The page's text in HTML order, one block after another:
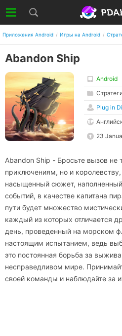
Приложения Android Игры на Android
Abandon Ship
Android
Plug in
23
Abandon Ship - Бросьте вызов не
приключениям, но и
насыщенный сюжет,
событий, в качестве капитана
пути будет множество
каждый из которых отличается
день, проведенный на морском
настоящим испытанием, ведь
это постоянная борьба за
несправедливом мире.
своей команды и наблюдайте за